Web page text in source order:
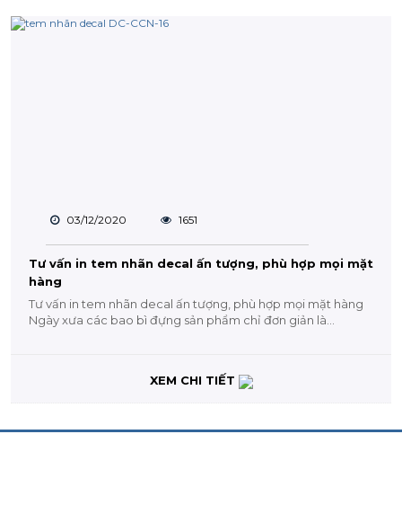
03/12/2020 1651
Tư vấn in tem nhãn decal ấn tượng, phù hợp mọi mặt
hàng
Tư vấn in tem nhãn decal ấn tượng, phù hợp mọi mặt hàng
Ngày xưa các bao bì đựng sản phẩm chỉ đơn giản là...
XEM CHI TIẾT